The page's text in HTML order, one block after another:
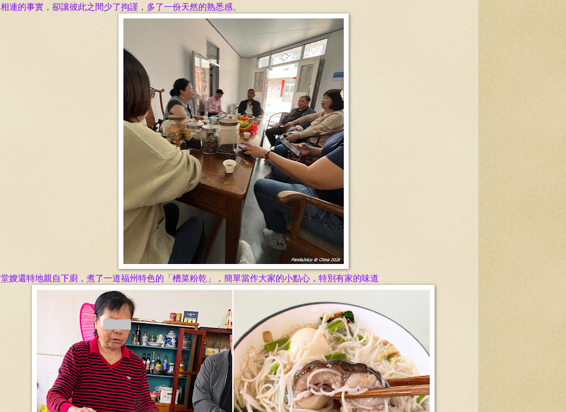
相連的事實，卻讓彼此之間少了拘謹，多了一份天然的熟悉感。
堂嫂還特地親自下廚，煮了一道福州特色的 「 槽菜粉乾 」 ，簡單當作大家的小點心，特別有家的味道